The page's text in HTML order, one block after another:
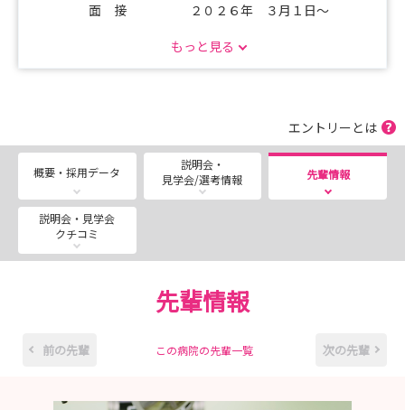
面 接 ２０２６年 ３月１日～
※採用予定数；５０名(看護師・准看護師)
もっと見る
エントリーとは
概要・採用データ
説明会・
見学会/選考情報
先輩情報
説明会・見学会
クチコミ
先輩情報
前の先輩 この病院の先輩一覧 次の先輩